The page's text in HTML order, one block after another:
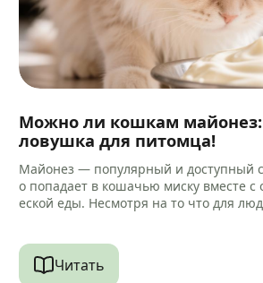
Можно ли кошкам майонез:
ловушка для питомца!
Майонез — популярный и доступный
о попадает в кошачью миску вместе с
еской еды. Несмотря на то что для
Читать